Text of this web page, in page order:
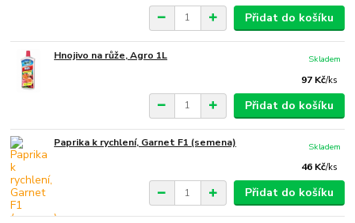
Přidat do košíku
Hnojivo na růže, Agro 1L
97 Kč/ks
Skladem
Přidat do košíku
Paprika k rychlení, Garnet F1 (semena)
46 Kč/ks
Skladem
Přidat do košíku